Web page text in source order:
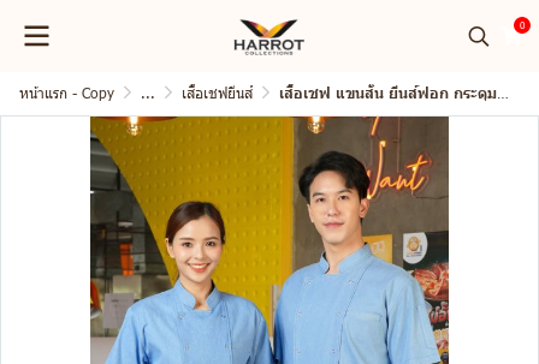
0
หน้าแรก - Copy ... เสื้อเชฟยีนส์ เสื้อเชฟ แขนสั้น ยีนส์ฟอก กระดุมแป๊ก